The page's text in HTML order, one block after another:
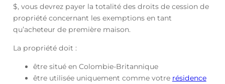
$, vous devrez payer la totalité des droits de cession de
propriété concernant les exemptions en tant
qu’acheteur de première maison.
La propriété doit :
être situé en Colombie-Britannique
être utilisée uniquement comme votre résidence